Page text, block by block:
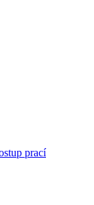
prací